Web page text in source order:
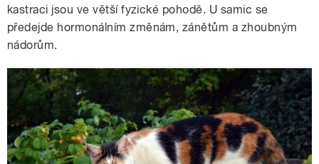
kastraci jsou ve větší fyzické pohodě. U samic se
předejde hormonálním změnám, zánětům a zhoubným
nádorům.